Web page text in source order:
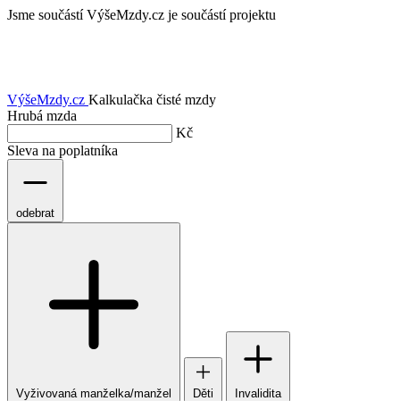
Jsme součástí VýšeMzdy.cz je součástí projektu
VýšeMzdy.cz Kalkulačka čisté mzdy
Hrubá mzda
Kč
Sleva na poplatníka
odebrat
Vyživovaná manželka/manžel Děti Invalidita